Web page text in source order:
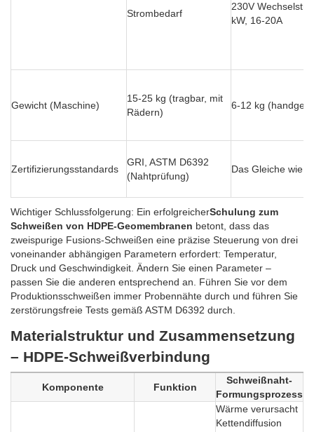
Strombedarf
230V
kW, 16-20A
Gewicht (Maschine)
15-25 kg (tragbar, mit
Rädern)
6-12 kg
Zertifizierungsstandards
GRI, ASTM D6392
(Nahtprüfung)
Das Gleiche wie
Wichtiger Schlussfolgerung: Ein erfolgreicherSchulung zum
Schweißen von HDPE-Geomembranen betont, dass das
zweispurige Fusions-Schweißen eine präzise Steuerung von drei
voneinander abhängigen Parametern erfordert: Temperatur,
Druck und Geschwindigkeit. Ändern Sie einen Parameter –
passen Sie die anderen entsprechend an. Führen Sie vor dem
Produktionsschweißen immer Probennähte durch und führen Sie
zerstörungsfreie Tests gemäß ASTM D6392 durch.
Materialstruktur und Zusammensetzung
– HDPE-Schweißverbindung
Komponente Funktion
Schweißnaht-
Formungsprozess
Wärme verursacht
Kettendiffusion